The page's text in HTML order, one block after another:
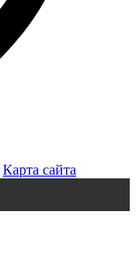
Карта сайта